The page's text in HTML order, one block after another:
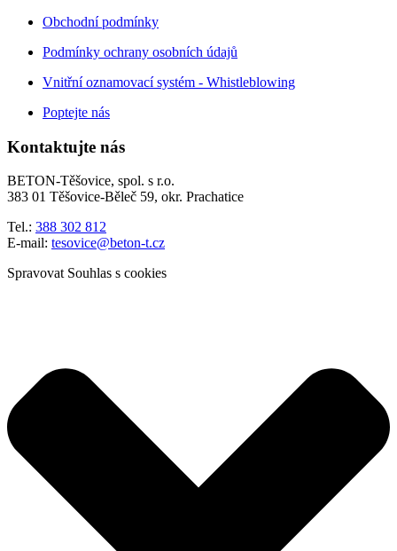
Obchodní podmínky
Podmínky ochrany osobních údajů
Vnitřní oznamovací systém - Whistleblowing
Poptejte nás
Kontaktujte nás
BETON-Těšovice, spol. s r.o.
383 01 Těšovice-Běleč 59, okr. Prachatice
Tel.: 388 302 812
E-mail: tesovice@beton-t.cz
Spravovat Souhlas s cookies